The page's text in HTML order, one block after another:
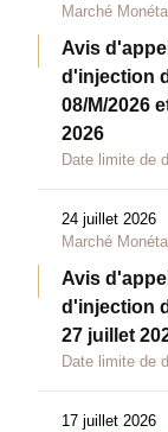
Marché
Avis
d'injection
08/M/2026
2026
Date limite de
24 juillet 2026
Marché
Avis
d'injection
27 juillet
Date limite de
17 juillet 2026